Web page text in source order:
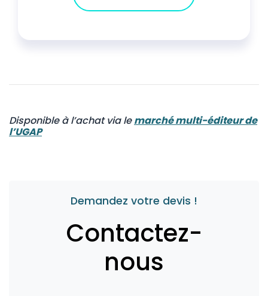
Disponible à l’achat via lemarché multi-éditeur de
l’UGAP
Demandez votre devis !
Contactez-
nous